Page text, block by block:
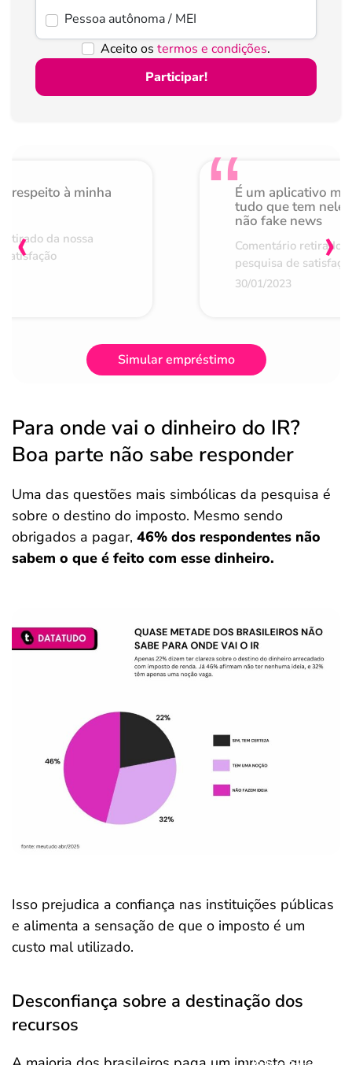
Pessoa autônoma / MEI
Aceito os termos e condições.
Participar!
respeito à minha
da nossa
É um aplicativo
tudo que tem nele
não fake news
Comentário retirado
pesquisa de
30/01/2023
‹ ›
Simular empréstimo
Para onde vai o dinheiro do IR?
Boa parte não sabe responder
Uma das questões mais simbólicas da pesquisa é
sobre o destino do imposto. Mesmo sendo
obrigados a pagar, 46% dos respondentes não
sabem o que é feito com esse dinheiro.
Isso prejudica a confiança nas instituições públicas
e alimenta a sensação de que o imposto é um
custo mal utilizado.
Desconfiança sobre a destinação dos
recursos